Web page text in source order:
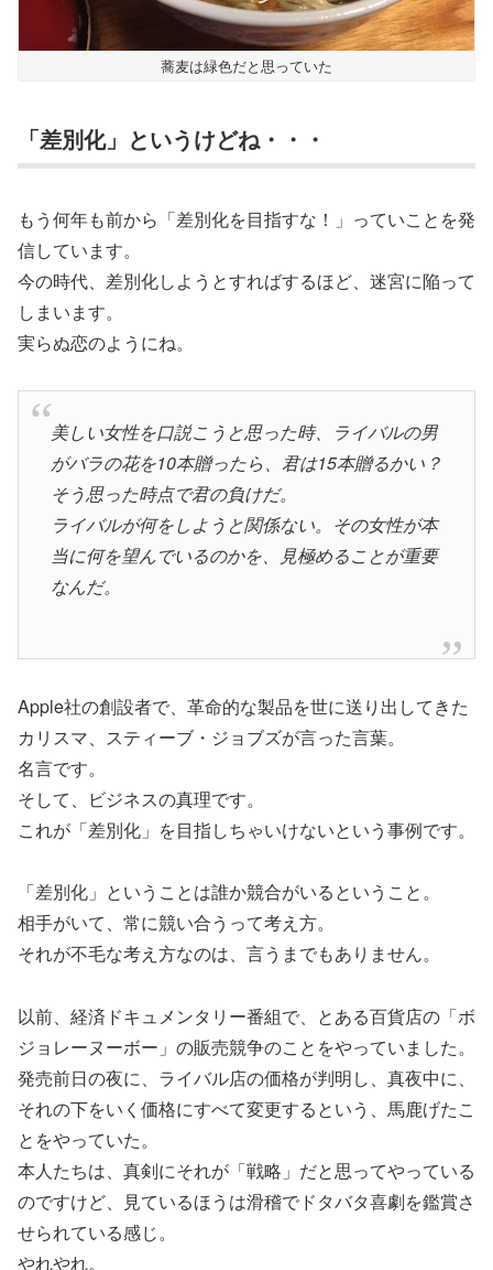
蕎麦は緑色だと思っていた
「差別化」というけどね・・・
もう何年も前から「差別化を目指すな！」っていことを発
信しています。
今の時代、差別化しようとすればするほど、迷宮に陥って
しまいます。
実らぬ恋のようにね。
美しい女性を口説こうと思った時、ライバルの男
がバラの花を10本贈ったら、君は15本贈るかい？
そう思った時点で君の負けだ。
ライバルが何をしようと関係ない。その女性が本
当に何を望んでいるのかを、見極めることが重要
なんだ。
Apple社の創設者で、革命的な製品を世に送り出してきた
カリスマ、スティーブ・ジョブズが言った言葉。
名言です。
そして、ビジネスの真理です。
これが「差別化」を目指しちゃいけないという事例です。
「差別化」ということは誰か競合がいるということ。
相手がいて、常に競い合うって考え方。
それが不毛な考え方なのは、言うまでもありません。
以前、経済ドキュメンタリー番組で、とある百貨店の「ボ
ジョレーヌーボー」の販売競争のことをやっていました。
発売前日の夜に、ライバル店の価格が判明し、真夜中に、
それの下をいく価格にすべて変更するという、馬鹿げたこ
とをやっていた。
本人たちは、真剣にそれが「戦略」だと思ってやっている
のですけど、見ているほうは滑稽でドタバタ喜劇を鑑賞さ
せられている感じ。
やれやれ。